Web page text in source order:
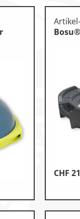
Dokumentation
Ballett
Beachvolleyball
CHF